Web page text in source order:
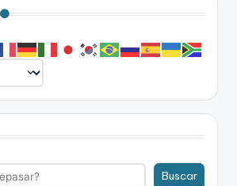
Buscar